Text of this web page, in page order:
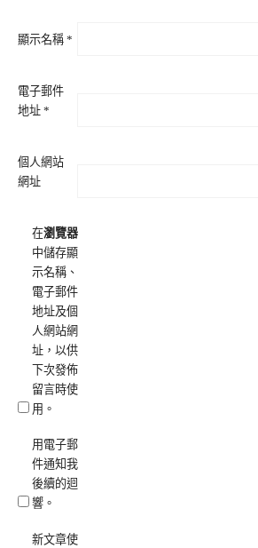
顯示名稱 *
電子郵件
地址 *
個人網站
網址
在瀏覽器
中儲存顯
示名稱、
電子郵件
地址及個
人網站網
址，以供
下次發佈
留言時使
用。
用電子郵
件通知我
後續的迴
響。
新文章使